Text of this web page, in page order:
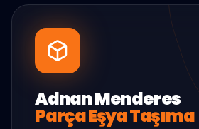
Adnan Menderes
Parça Eşya Taşıma